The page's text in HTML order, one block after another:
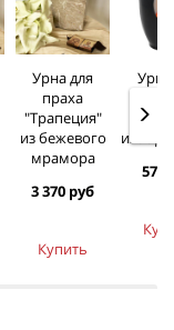
Урна для
праха
"Трапеция"
из бежевого
мрамора
3 370 руб
Купить
Урна
570